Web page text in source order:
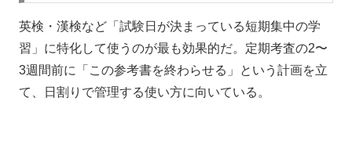
英検・漢検など「試験日が決まっている短期集中の学
習」に特化して使うのが最も効果的だ。定期考査の2〜
3週間前に「この参考書を終わらせる」という計画を立
て、日割りで管理する使い方に向いている。